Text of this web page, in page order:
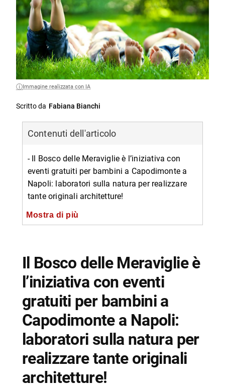
Immagine realizzata con IA
Scritto da Fabiana Bianchi
Contenuti dell'articolo
- Il Bosco delle Meraviglie è l’iniziativa con
eventi gratuiti per bambini a Capodimonte a
Napoli: laboratori sulla natura per realizzare
tante originali architetture!
-- Il tema del Bosco delle Meraviglie: il verde
pubblico
-- Informazioni sul Bosco delle Meraviglie
-- Scopri di più da Napolike.it
Mostra di più
Il Bosco delle Meraviglie è
l’iniziativa con eventi
gratuiti per bambini a
Capodimonte a Napoli:
laboratori sulla natura per
realizzare tante originali
architetture!